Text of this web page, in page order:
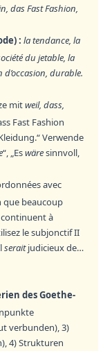
das Fast Fashion,
: la tendance, la
du jetable, la
durable.
mitweil, dass,
Fast Fashion
Verwende
“, „Eswäresinnvoll,
avec
que beaucoup
continuent à
le subjonctif II
seraitjudicieux de…
des Goethe-
verbunden), 3)
4) Strukturen